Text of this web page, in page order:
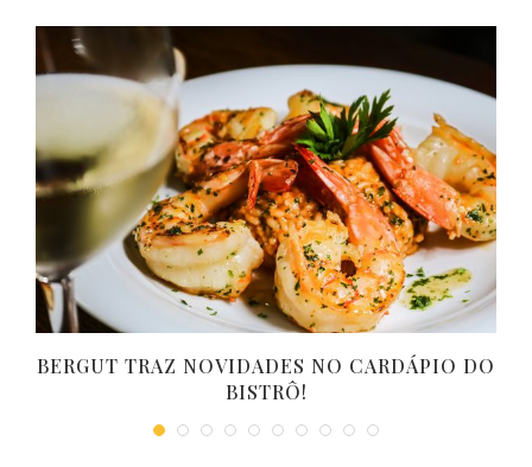
BERGUT TRAZ NOVIDADES NO CARDÁPIO DO
BISTRÔ!